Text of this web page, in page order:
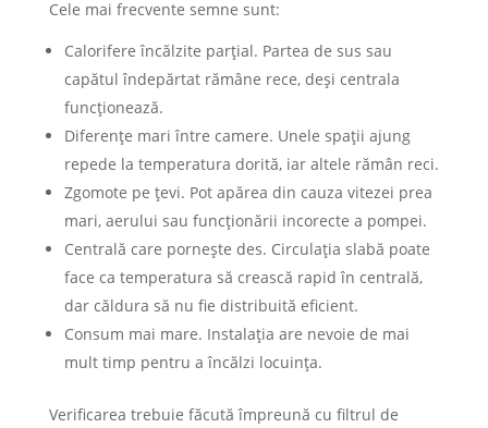
Cele mai frecvente semne sunt:
Calorifere încălzite parțial. Partea de sus sau
capătul îndepărtat rămâne rece, deși centrala
funcționează.
Diferențe mari între camere. Unele spații ajung
repede la temperatura dorită, iar altele rămân reci.
Zgomote pe țevi. Pot apărea din cauza vitezei prea
mari, aerului sau funcționării incorecte a pompei.
Centrală care pornește des. Circulația slabă poate
face ca temperatura să crească rapid în centrală,
dar căldura să nu fie distribuită eficient.
Consum mai mare. Instalația are nevoie de mai
mult timp pentru a încălzi locuința.
Verificarea trebuie făcută împreună cu filtrul de